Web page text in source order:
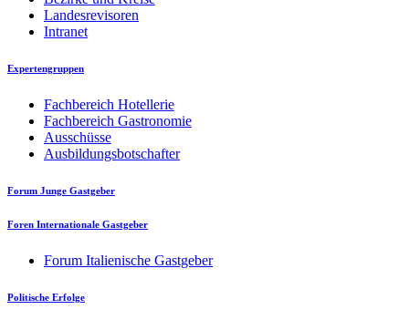
Landesrevisoren
Intranet
Expertengruppen
Fachbereich Hotellerie
Fachbereich Gastronomie
Ausschüsse
Ausbildungsbotschafter
Forum Junge Gastgeber
Foren Internationale Gastgeber
Forum Italienische Gastgeber
Politische Erfolge